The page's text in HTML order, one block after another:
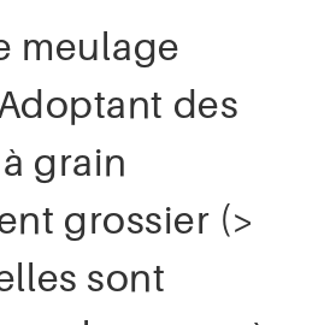
meulage
des
grain
grossier (>
sont